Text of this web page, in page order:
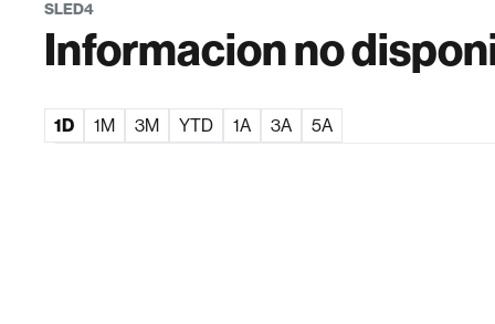
SLED4
Informacion no
1D 1M 3M YTD 1A 3A 5A